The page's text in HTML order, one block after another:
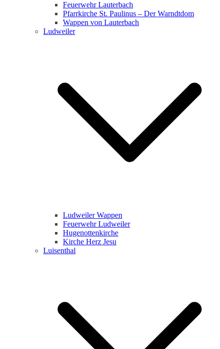
Feuerwehr Lauterbach
Pfarrkirche St. Paulinus – Der Warndtdom
Wappen von Lauterbach
Ludweiler
Ludweiler Wappen
Feuerwehr Ludweiler
Hugenottenkirche
Kirche Herz Jesu
Luisenthal